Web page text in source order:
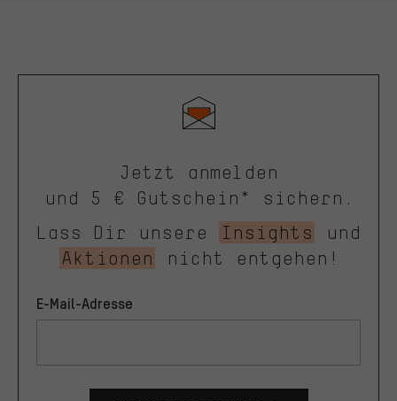
Jetzt anmelden
und 5 € Gutschein* sichern.
Lass Dir unsere
Insights
und
Aktionen
nicht entgehen!
E-Mail-Adresse